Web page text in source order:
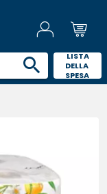
LISTA
DELLA
SPESA